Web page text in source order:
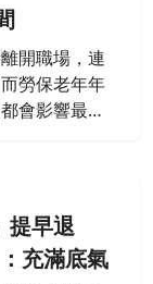
開職場，連
勞保老年年
會影響最終
，最多可提
多減少2
延後1年、
提早退
充滿底氣